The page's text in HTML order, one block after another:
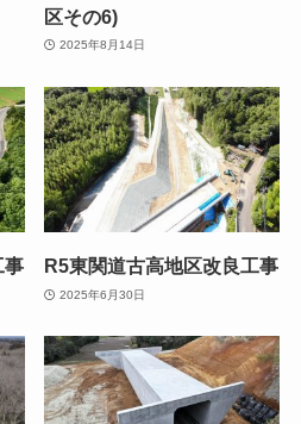
区その6)
2025年8月14日
事 R5東関道古高地区改良工事
2025年6月30日